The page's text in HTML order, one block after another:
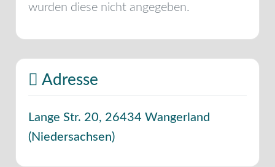
wurden diese nicht angegeben.
Adresse
Lange Str. 20, 26434 Wangerland
(Niedersachsen)